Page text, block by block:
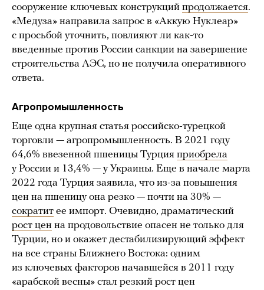
сооружение ключевых конструкций продолжается.
«Медуза» направила запрос в «Аккую Нуклеар»
с просьбой уточнить, повлияют ли как-то
введенные против России санкции на завершение
строительства АЭС, но не получила оперативного
ответа.
Агропромышленность
Еще одна крупная статья российско-турецкой
торговли — агропромышленность. В 2021 году
64,6% ввезенной пшеницы Турция приобрела
у России и 13,4% — у Украины. Еще в начале марта
2022 года Турция заявила, что из-за повышения
цен на пшеницу она резко — почти на 30% —
сократит ее импорт. Очевидно, драматический
рост цен на продовольствие опасен не только для
Турции, но и окажет дестабилизирующий эффект
на все страны Ближнего Востока: одним
из ключевых факторов начавшейся в 2011 году
«арабской весны» стал резкий рост цен